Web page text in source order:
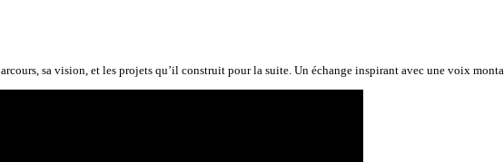
sa vision, et les projets qu’il construit pour la suite. Un échange inspirant avec une voix